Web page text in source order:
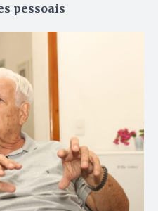
pessoais